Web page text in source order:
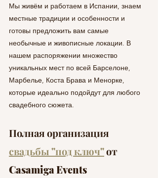
Мы живём и работаем в Испании, знаем
местные традиции и особенности и
готовы предложить вам самые
необычные и живописные локации. В
нашем распоряжении множество
уникальных мест по всей Барселоне,
Марбелье, Коста Брава и Менорке,
которые идеально подойдут для любого
свадебного сюжета.
Полная организация
свадьбы "под ключ" от
Casamiga Events